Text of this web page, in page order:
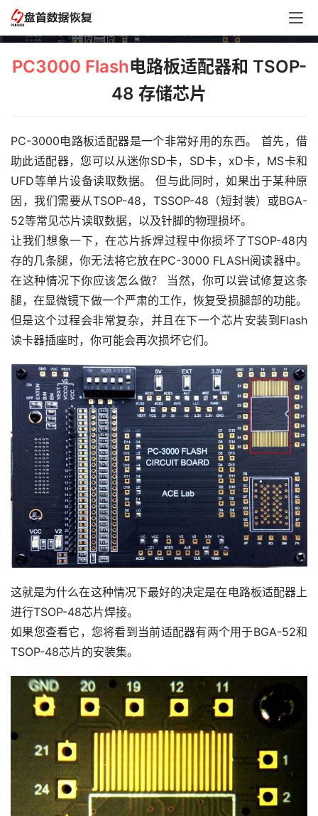
芯片
PC3000 Flash电路板适配器和 TSOP-
48 存储芯片
PC-3000电路板适配器是一个非常好用的东西。 首先，借
助此适配器，您可以从迷你SD卡，SD卡，xD卡，MS卡和
UFD等单片设备读取数据。 但与此同时，如果出于某种原
因，我们需要从TSOP-48，TSSOP-48（短封装）或BGA-
52等常见芯片读取数据，以及针脚的物理损坏。
让我们想象一下，在芯片拆焊过程中你损坏了TSOP-48内
存的几条腿，你无法将它放在PC-3000 FLASH阅读器中。
在这种情况下你应该怎么做？ 当然，你可以尝试修复这条
腿，在显微镜下做一个严肃的工作，恢复受损腿部的功能。
但是这个过程会非常复杂，并且在下一个芯片安装到Flash
读卡器插座时，你可能会再次损坏它们。
这就是为什么在这种情况下最好的决定是在电路板适配器上
进行TSOP-48芯片焊接。
如果您查看它，您将看到当前适配器有两个用于BGA-52和
TSOP-48芯片的安装集。